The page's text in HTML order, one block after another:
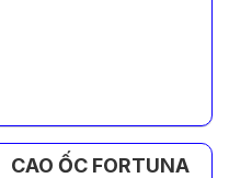
CAO ỐC FORTUNA